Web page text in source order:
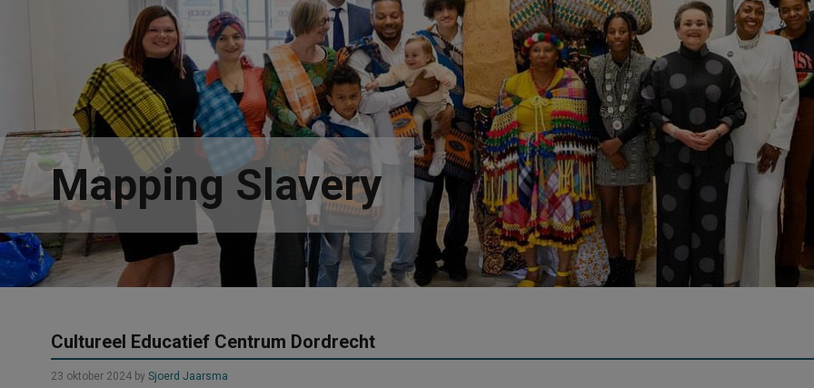
Mapping Slavery
Cultureel Educatief Centrum Dordrecht
23 oktober 2024 by Sjoerd Jaarsma